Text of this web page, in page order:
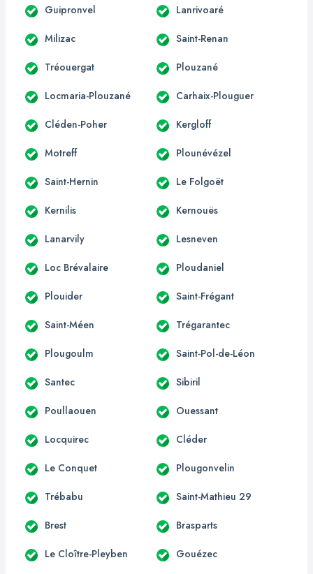
Guipronvel Lanrivoaré
Milizac Saint-Renan
Tréouergat Plouzané
Locmaria-Plouzané Carhaix-Plouguer
Cléden-Poher Kergloff
Motreff Plounévézel
Saint-Hernin Le Folgoët
Kernilis Kernouës
Lanarvily Lesneven
Loc Brévalaire Ploudaniel
Plouider Saint-Frégant
Saint-Méen Trégarantec
Plougoulm Saint-Pol-de-Léon
Santec Sibiril
Poullaouen Ouessant
Locquirec Cléder
Le Conquet Plougonvelin
Trébabu Saint-Mathieu 29
Brest Brasparts
Le Cloître-Pleyben Gouézec